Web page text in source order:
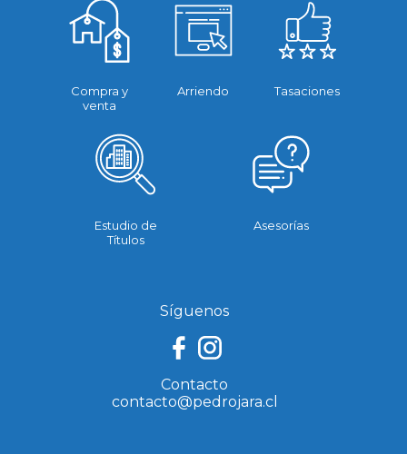
Compra y
venta
Arriendo Tasaciones
Estudio de
Títulos
Asesorías
Síguenos
Contacto
contacto@pedrojara.cl